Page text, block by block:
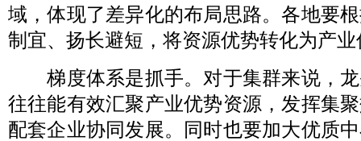
域，体现了差异化的布局思路。各地要
制宜、扬长避短，将资源优势转化为产
梯度体系是抓手。对于集群来说，龙
往往能有效汇聚产业优势资源，发挥集
配套企业协同发展。同时也要加大优质